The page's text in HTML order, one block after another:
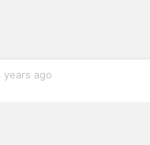
years ago